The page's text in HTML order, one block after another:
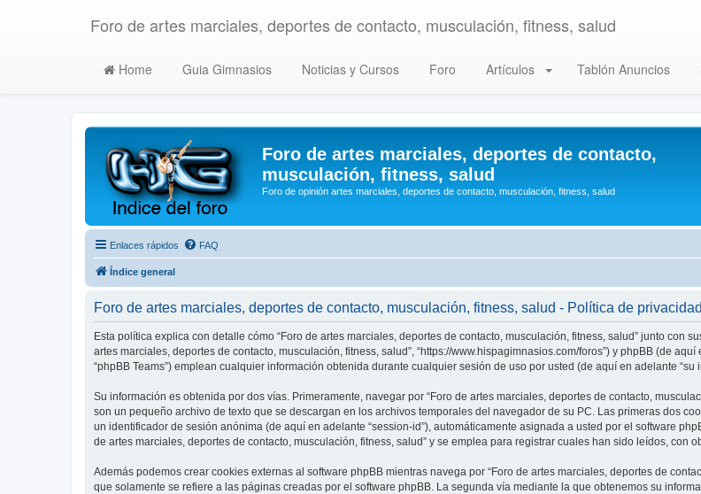
Foro de artes marciales, deportes de contacto, musculación, fitness, salud
Home Guia Gimnasios Noticias y Cursos Foro Artículos Tablón Anuncios
Foro de artes marciales, deportes de contacto,
musculación, fitness, salud
Foro de opinión artes marciales, deportes de contacto, musculación, fitness, salud
Enlaces rápidos FAQ
Índice general
Foro de artes marciales, deportes de contacto, musculación, fitness, salud - Política de privacidad
Esta política explica con detalle cómo “Foro de artes marciales, deportes de contacto, musculación, fitness, salud” junto con
artes marciales, deportes de contacto, musculación, fitness, salud”, “https://www.hispagimnasios.com/foros”) y phpBB (de aquí
“phpBB Teams”) emplean cualquier información obtenida durante cualquier sesión de uso por usted (de aquí en adelante “su
Su información es obtenida por dos vías. Primeramente, navegar por “Foro de artes marciales, deportes de contacto,
son un pequeño archivo de texto que se descargan en los archivos temporales del navegador de su PC. Las primeras dos
un identificador de sesión anónima (de aquí en adelante “session-id”), automáticamente asignada a usted por el software
de artes marciales, deportes de contacto, musculación, fitness, salud” y se emplea para registrar cuales han sido leídos, con
Además podemos crear cookies externas al software phpBB mientras navega por “Foro de artes marciales, deportes de
que solamente se refiere a las páginas creadas por el software phpBB. La segunda vía mediante la que obtenemos su